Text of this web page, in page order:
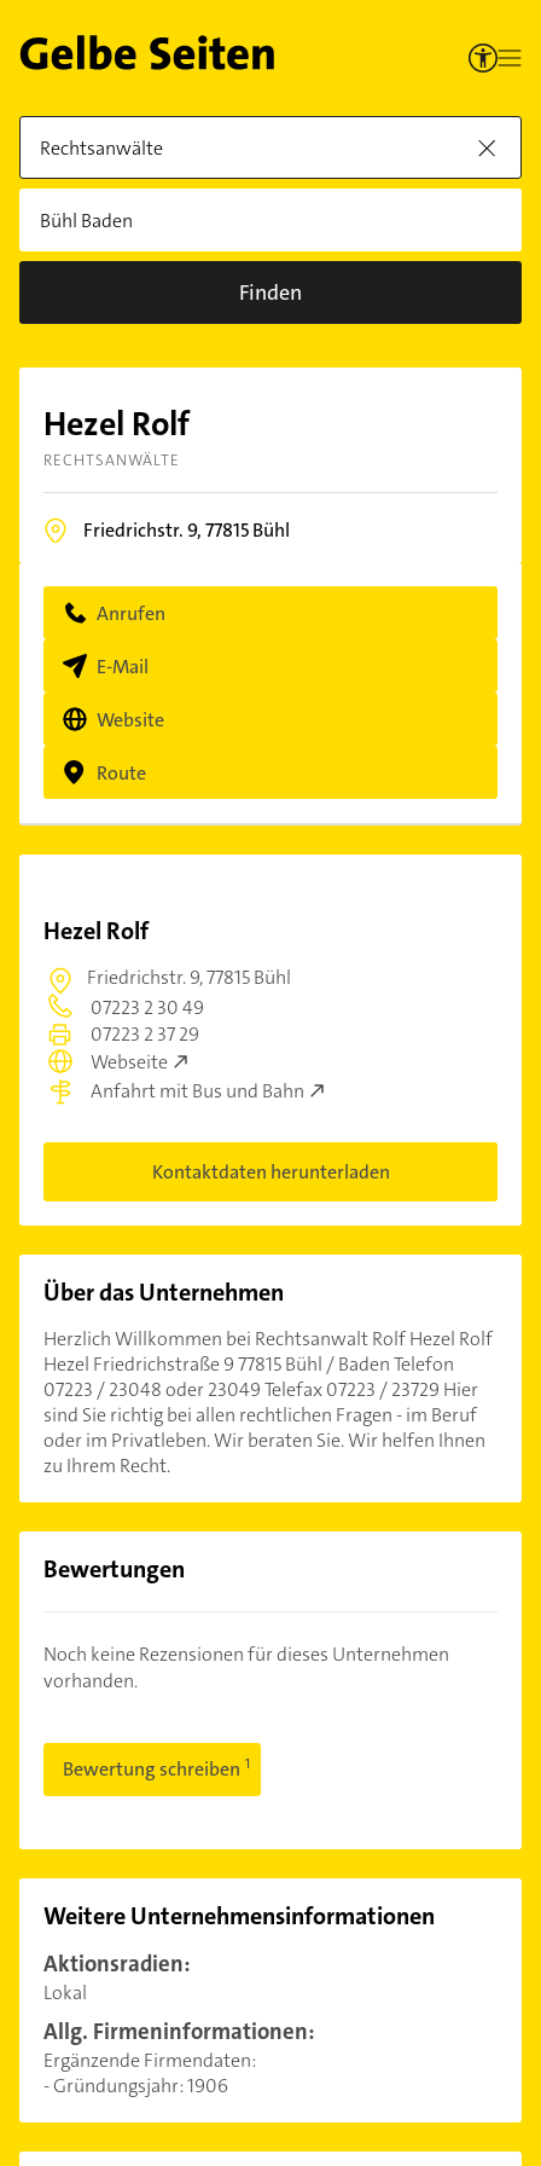
Finden
Hezel Rolf
RECHTSANWÄLTE
Friedrichstr. 9,77815Bühl
Anrufen
E-Mail
Website
Route
Hezel Rolf
Friedrichstr. 9,77815 Bühl
07223 2 30 49
07223 2 37 29
Webseite
Anfahrt mit Bus und Bahn
Kontaktdaten herunterladen
Über das Unternehmen
Herzlich Willkommen bei Rechtsanwalt Rolf Hezel Rolf
Hezel Friedrichstraße 9 77815 Bühl / Baden Telefon
07223 / 23048 oder 23049 Telefax 07223 / 23729 Hier
sind Sie richtig bei allen rechtlichen Fragen - im Beruf
oder im Privatleben. Wir beraten Sie. Wir helfen Ihnen
zu Ihrem Recht.
Bewertungen
Noch keine Rezensionen für dieses Unternehmen
vorhanden.
Bewertung schreiben
Weitere Unternehmensinformationen
Aktionsradien:
Lokal
Allg. Firmeninformationen:
Ergänzende Firmendaten:
- Gründungsjahr: 1906